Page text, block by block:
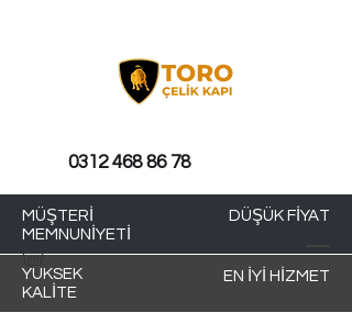
MÜŞTERİ
MEMNUNİYETİ
DÜŞÜK FİYAT
YÜKSEK
KALİTE
EN İYİ HİZMET
0312 468 86 78